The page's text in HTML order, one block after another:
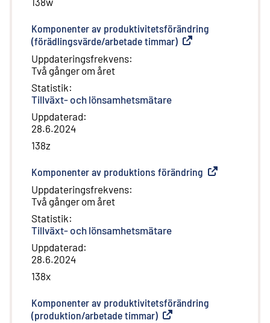
Komponenter av produktivitetsförändring
(förädlingsvärde/arbetade timmar) Extern länk
Uppdateringsfrekvens:
Två gånger om året
Statistik:
Tillväxt- och lönsamhetsmätare
Uppdaterad:
28.6.2024
138z
Komponenter av produktions förändring Extern länk
Uppdateringsfrekvens:
Två gånger om året
Statistik:
Tillväxt- och lönsamhetsmätare
Uppdaterad:
28.6.2024
138x
Komponenter av produktivitetsförändring
(produktion/arbetade timmar) Extern länk